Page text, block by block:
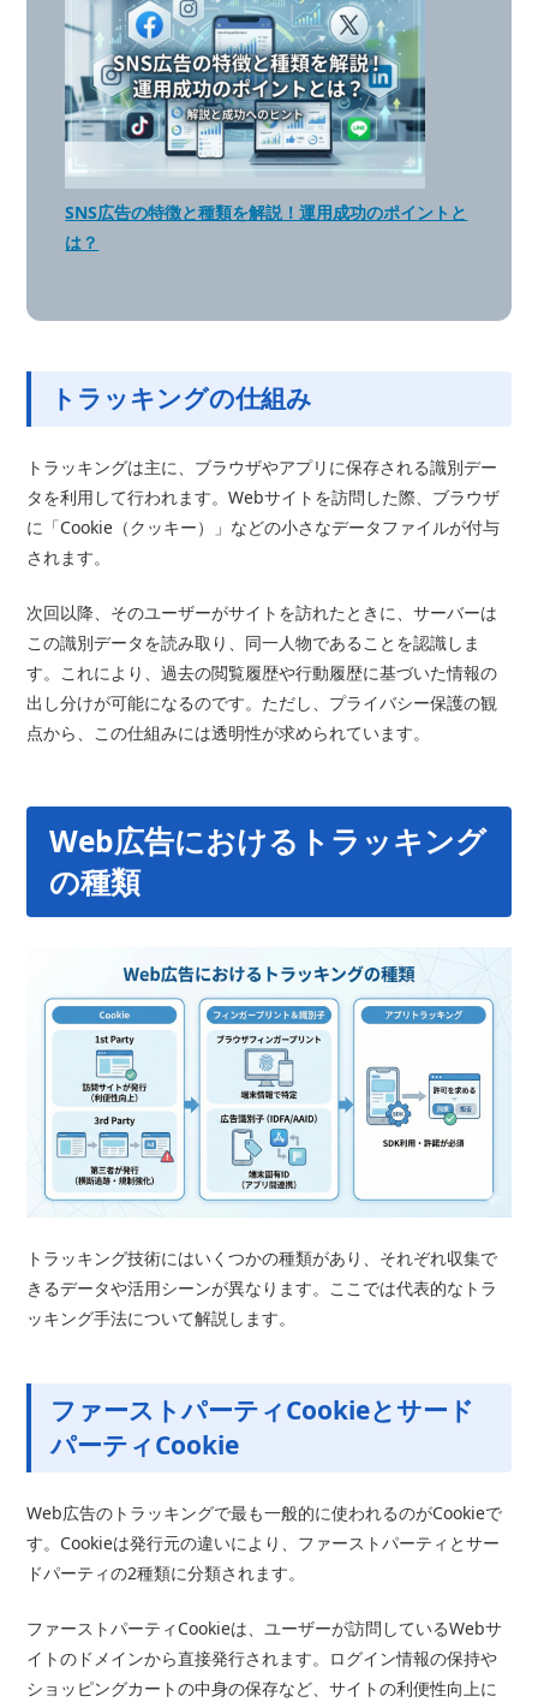
SNS広告の特徴と種類を解説！運用成功のポイントと
は？
トラッキングの仕組み
トラッキングは主に、ブラウザやアプリに保存される識別デー
タを利用して行われます。Webサイトを訪問した際、ブラウザ
に「Cookie（クッキー）」などの小さなデータファイルが付与
されます。
次回以降、そのユーザーがサイトを訪れたときに、サーバーは
この識別データを読み取り、同一人物であることを認識しま
す。これにより、過去の閲覧履歴や行動履歴に基づいた情報の
出し分けが可能になるのです。ただし、プライバシー保護の観
点から、この仕組みには透明性が求められています。
Web広告におけるトラッキング
の種類
トラッキング技術にはいくつかの種類があり、それぞれ収集で
きるデータや活用シーンが異なります。ここでは代表的なトラ
ッキング手法について解説します。
ファーストパーティCookieとサード
パーティCookie
Web広告のトラッキングで最も一般的に使われるのがCookieで
す。Cookieは発行元の違いにより、ファーストパーティとサー
ドパーティの2種類に分類されます。
ファーストパーティCookieは、ユーザーが訪問しているWebサ
イトのドメインから直接発行されます。ログイン情報の保持や
ショッピングカートの中身の保存など、サイトの利便性向上に